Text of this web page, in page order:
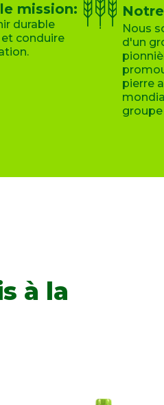
mission:
durable
conduire
Nous
d'un
pierre
groupe
à la